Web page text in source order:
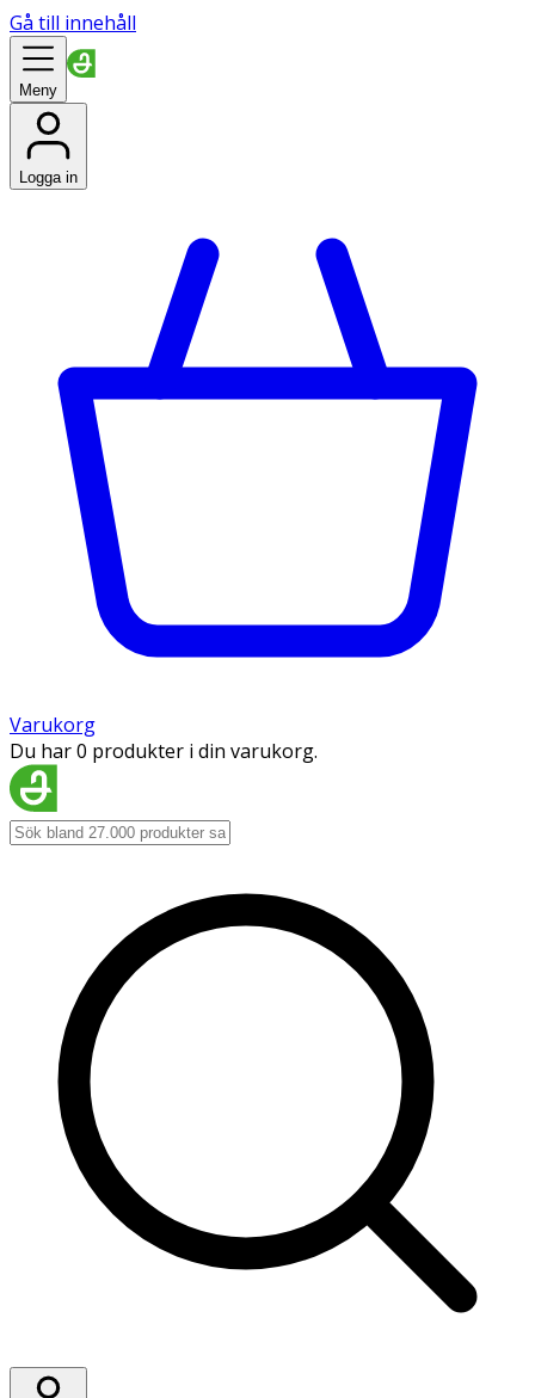
Gå till innehåll
Meny
Logga in
Varukorg
Du har 0 produkter i din varukorg.